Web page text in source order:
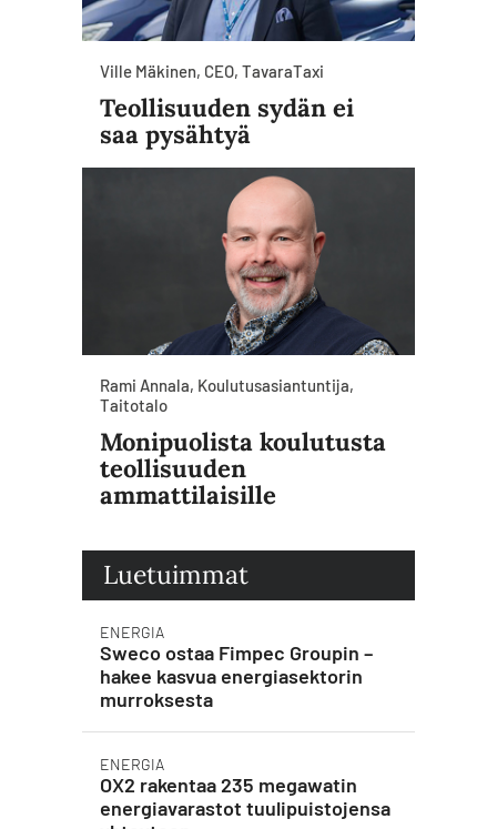
Ville Mäkinen, CEO, TavaraTaxi
Teollisuuden sydän ei
saa pysähtyä
Rami Annala, Koulutusasiantuntija,
Taitotalo
Monipuolista koulutusta
teollisuuden
ammattilaisille
Luetuimmat
ENERGIA
Sweco ostaa Fimpec Groupin –
hakee kasvua energiasektorin
murroksesta
ENERGIA
OX2 rakentaa 235 megawatin
energiavarastot tuulipuistojensa